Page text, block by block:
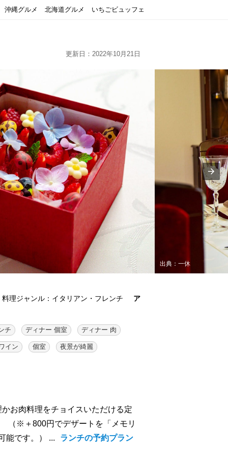
沖縄グルメ 北海道グルメ いちごビュッフェ
更新日：2022年10月21日
出典：一休
料理ジャンル：イタリアン・フレンチ
ア
チ ディナー 個室 ディナー 肉
イン 個室 夜景が綺麗
お肉料理をチョイスいただける定
（※＋800円でデザートを「メモリ
能です。） ...
ランチの予約プラン